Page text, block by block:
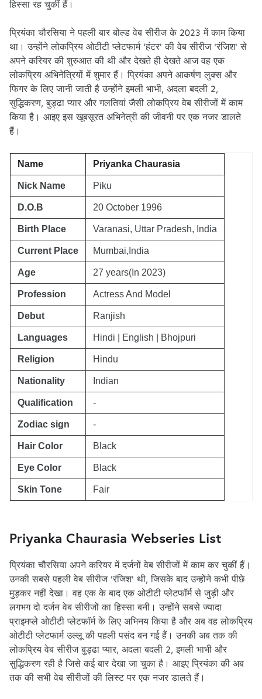
हिस्सा रह चुकीं हैं।
प्रियंका चौरसिया ने पहली बार बोल्ड वेब सीरीज के 2023 में काम किया
था। उन्होंने लोकप्रिय ओटीटी प्लेटफार्म 'हंटर' की वेब सीरीज 'रंजिश' से
अपने करियर की शुरुआत की थी और देखते ही देखते आज वह एक
लोकप्रिय अभिनेत्रियों में शुमार हैं। प्रियंका अपने आकर्षण लुक्स और
फिगर के लिए जानी जाती है उन्होंने इमली भाभी, अदला बदली 2,
सुद्धिकरण, बुड्ढा प्यार और गलतियां जैसी लोकप्रिय वेब सीरीजों में काम
किया है। आइए इस खूबसूरत अभिनेत्री की जीवनी पर एक नजर डालते
हैं।
Name Priyanka Chaurasia
Nick Name Piku
D.O.B 20 October 1996
Birth Place Varanasi, Uttar Pradesh, India
Current Place Mumbai,India
Age 27 years(In 2023)
Profession Actress And Model
Debut Ranjish
Languages Hindi | English | Bhojpuri
Religion Hindu
Nationality Indian
Qualification -
Zodiac sign -
Hair Color Black
Eye Color Black
Skin Tone Fair
Priyanka Chaurasia Webseries List
प्रियंका चौरसिया अपने करियर में दर्जनों वेब सीरीजों में काम कर चुकीं हैं।
उनकी सबसे पहली वेब सीरीज 'रंजिश' थी, जिसके बाद उन्होंने कभी पीछे
मुड़कर नहीं देखा। वह एक के बाद एक ओटीटी प्लेटफॉर्म से जुड़ी और
लगभग दो दर्जन वेब सीरीजों का हिस्सा बनी। उन्होंने सबसे ज्यादा
प्राइमप्ले ओटीटी प्लेटफॉर्म के लिए अभिनय किया है और अब वह लोकप्रिय
ओटीटी प्लेटफार्म उल्लू की पहली पसंद बन गई हैं। उनकी अब तक की
लोकप्रिय वेब सीरीज बुड्ढा प्यार, अदला बदली 2, इमली भाभी और
सुद्धिकरण रही है जिसे कई बार देखा जा चुका है। आइए प्रियंका की अब
तक की सभी वेब सीरीजों की लिस्ट पर एक नजर डालते हैं।